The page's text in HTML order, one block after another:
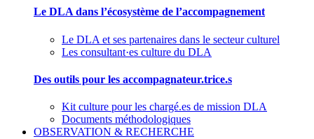
Le DLA dans l’écosystème de l’accompagnement
Le DLA et ses partenaires dans le secteur culturel
Les consultant·es culture du DLA
Des outils pour les accompagnateur.trice.s
Kit culture pour les chargé.es de mission DLA
Documents méthodologiques
OBSERVATION & RECHERCHE